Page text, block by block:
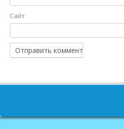
Сайт